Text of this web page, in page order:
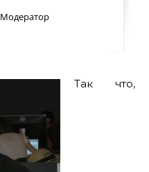
Модератор
Так что,